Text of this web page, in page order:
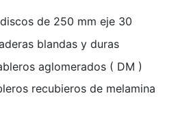
de 250 mm eje 30
blandas y duras
aglomerados ( DM )
recubieros de melamina